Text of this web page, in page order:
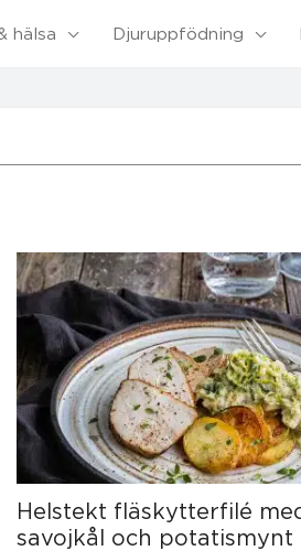
hälsa Djuruppfödning
Helstekt fläskytterfilé
savojkål och potatismynt